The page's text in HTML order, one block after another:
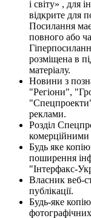
і світу» , для
відкрите для
Посилання
повного або
розміщена в
матеріалу.
Новини з
"Регіони",
реклами.
Розділ
Будь яке
поширення
"Інтерфакс-
Власник веб-
публікації.
Будь-яке
фотографічних